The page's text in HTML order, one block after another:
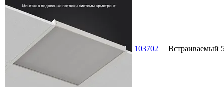
103702 Встраиваемый